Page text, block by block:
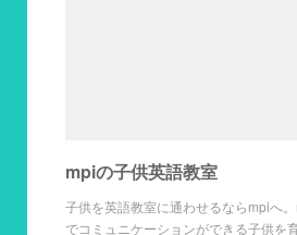
mpiの子供英語教室
子供を英語教室に通わせるならmpiへ
でコミュニケーションができる子供を